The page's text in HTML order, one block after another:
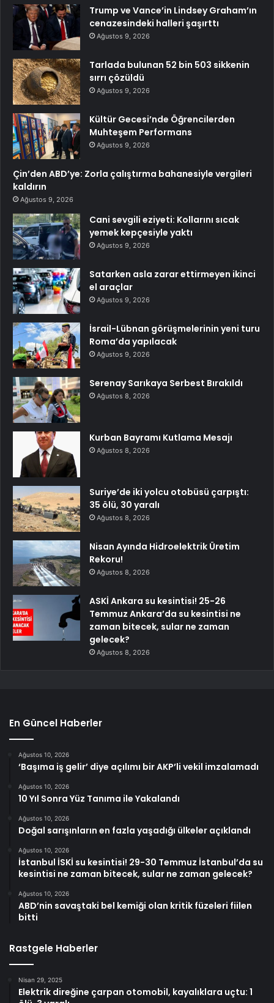
Trump ve Vance’in Lindsey Graham’ın
cenazesindeki halleri şaşırttı
Ağustos 9, 2026
Tarlada bulunan 52 bin 503 sikkenin
sırrı çözüldü
Ağustos 9, 2026
Kültür Gecesi’nde Öğrencilerden
Muhteşem Performans
Ağustos 9, 2026
Çin’den ABD’ye: Zorla çalıştırma bahanesiyle vergileri
kaldırın
Ağustos 9, 2026
Cani sevgili eziyeti: Kollarını sıcak
yemek kepçesiyle yaktı
Ağustos 9, 2026
Satarken asla zarar ettirmeyen ikinci
el araçlar
Ağustos 9, 2026
İsrail-Lübnan görüşmelerinin yeni turu
Roma’da yapılacak
Ağustos 9, 2026
Serenay Sarıkaya Serbest Bırakıldı
Ağustos 8, 2026
Kurban Bayramı Kutlama Mesajı
Ağustos 8, 2026
Suriye’de iki yolcu otobüsü çarpıştı:
35 ölü, 30 yaralı
Ağustos 8, 2026
Nisan Ayında Hidroelektrik Üretim
Rekoru!
Ağustos 8, 2026
ASKİ Ankara su kesintisi! 25-26
Temmuz Ankara’da su kesintisi ne
zaman bitecek, sular ne zaman
gelecek?
Ağustos 8, 2026
En Güncel Haberler
Ağustos 10, 2026
‘Başıma iş gelir’ diye açılımı bir AKP’li vekil imzalamadı
Ağustos 10, 2026
10 Yıl Sonra Yüz Tanıma ile Yakalandı
Ağustos 10, 2026
Doğal sarışınların en fazla yaşadığı ülkeler açıklandı
Ağustos 10, 2026
İstanbul İSKİ su kesintisi! 29-30 Temmuz İstanbul’da su
kesintisi ne zaman bitecek, sular ne zaman gelecek?
Ağustos 10, 2026
ABD’nin savaştaki bel kemiği olan kritik füzeleri fiilen
bitti
Rastgele Haberler
Nisan 29, 2025
Elektrik direğine çarpan otomobil, kayalıklara uçtu: 1